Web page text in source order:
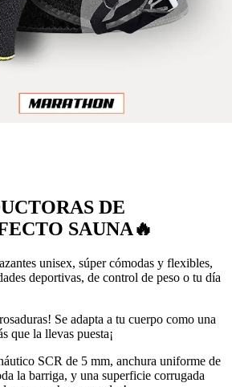
DE
SAUNA🔥
unisex, súper cómodas y flexibles,
deportivas, de control de peso o tu día
Se adapta a tu cuerpo como una
que la llevas puesta¡
SCR de 5 mm, anchura uniforme de
la barriga, y una superficie corrugada